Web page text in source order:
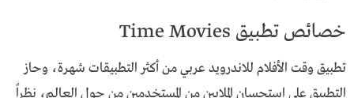
خصائص تطبيق Time Movies
تطبيق وقت الأفلام للاندرويد عربي من أكثر التطبيقات شهرة، وحاز
التطبيق على استحسان الملايين من المستخدمين من حول العالم، نظراً